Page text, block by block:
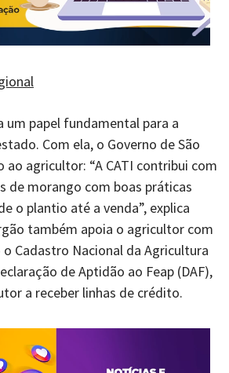
um papel fundamental para a
Com ela, o Governo de São
ao agricultor: “A CATI contribui com
de morango com boas práticas
o plantio até a venda”, explica
também apoia o agricultor com
Cadastro Nacional da Agricultura
de Aptidão ao Feap (DAF),
a receber linhas de crédito.